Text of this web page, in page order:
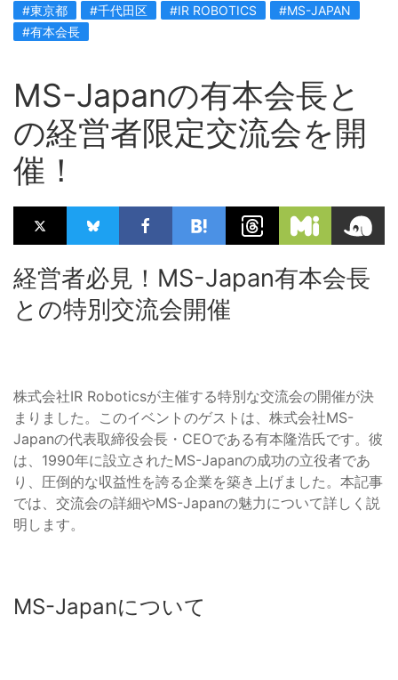
#東京都 #千代田区 #IR ROBOTICS
#MS-JAPAN
#有本会長
MS-Japanの有本会長と
の経営者限定交流会を開
催！
経営者必見！MS-Japan有本会長
との特別交流会開催
株式会社IR Roboticsが主催する特別な交流会の開催が決
まりました。このイベントのゲストは、株式会社MS-
Japanの代表取締役会長・CEOである有本隆浩氏です。彼
は、1990年に設立されたMS-Japanの成功の立役者であ
り、圧倒的な収益性を誇る企業を築き上げました。本記事
では、交流会の詳細やMS-Japanの魅力について詳しく説
明します。
MS-Japanについて